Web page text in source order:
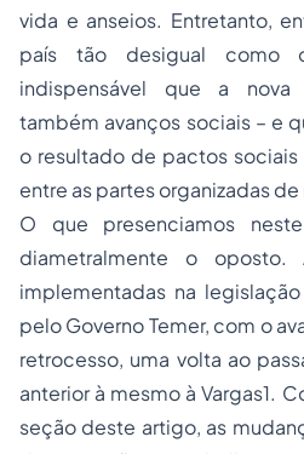
vida e anseios. Entretanto,
país tão desigual como
indispensável que a nova
também avanços sociais – e
o resultado de pactos
entre as partes organizadas
O que presenciamos
diametralmente o oposto.
implementadas na
pelo Governo Temer, com o
retrocesso, uma volta ao
anterior à mesmo à Vargas1.
seção deste artigo, as